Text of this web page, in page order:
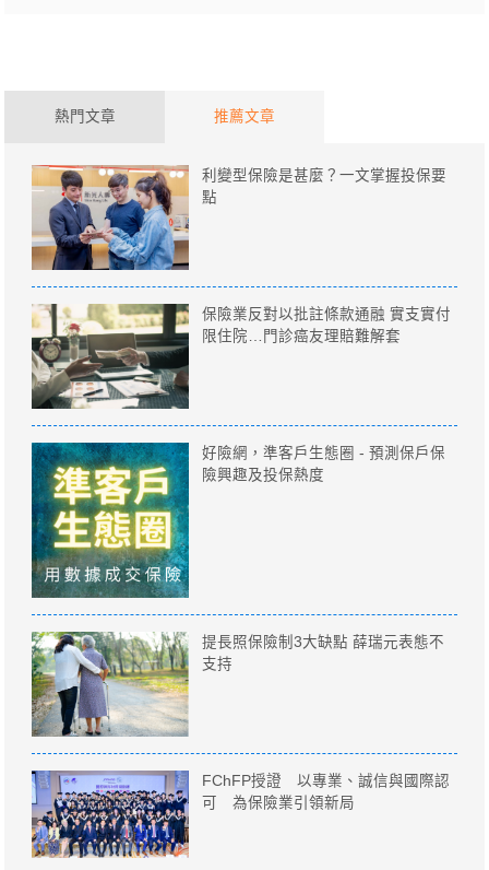
熱門文章 推薦文章
利變型保險是甚麼？一文掌握投保要
點
保險業反對以批註條款通融 實支實付
限住院…門診癌友理賠難解套
好險網，準客戶生態圈 - 預測保戶保
險興趣及投保熱度
提長照保險制3大缺點 薛瑞元表態不
支持
FChFP授證 以專業、誠信與國際認
可 為保險業引領新局